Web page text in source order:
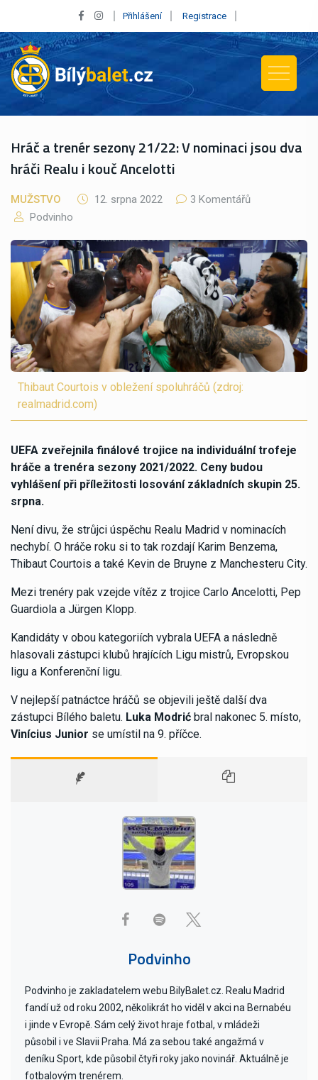
Přihlášení Registrace
Hráč a trenér sezony 21/22: V nominaci jsou dva
hráči Realu i kouč Ancelotti
MUŽSTVO 12. srpna 2022
3 Komentářů
Podvinho
Thibaut Courtois v obležení spoluhráčů (zdroj:
realmadrid.com)
UEFA zveřejnila finálové trojice na individuální trofeje
hráče a trenéra sezony 2021/2022. Ceny budou
vyhlášení při příležitosti losování základních skupin 25.
srpna.
Není divu, že strůjci úspěchu Realu Madrid v nominacích
nechybí. O hráče roku si to tak rozdají Karim Benzema,
Thibaut Courtois a také Kevin de Bruyne z Manchesteru City.
Mezi trenéry pak vzejde vítěz z trojice Carlo Ancelotti, Pep
Guardiola a Jürgen Klopp.
Kandidáty v obou kategoriích vybrala UEFA a následně
hlasovali zástupci klubů hrajících Ligu mistrů, Evropskou
ligu a Konferenční ligu.
V nejlepší patnáctce hráčů se objevili ještě další dva
zástupci Bílého baletu. Luka Modrić bral nakonec 5. místo,
Vinícius Junior se umístil na 9. příčce.
Podvinho
Podvinho je zakladatelem webu BilyBalet.cz. Realu Madrid
fandí už od roku 2002, několikrát ho viděl v akci na Bernabéu
i jinde v Evropě. Sám celý život hraje fotbal, v mládeži
působil i ve Slavii Praha. Má za sebou také angažmá v
deníku Sport, kde působil čtyři roky jako novinář. Aktuálně je
fotbalovým trenérem.